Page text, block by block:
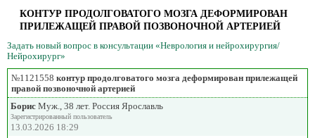
КОНТУР ПРОДОЛГОВАТОГО МОЗГА ДЕФОРМИРОВАН
ПРИЛЕЖАЩЕЙ ПРАВОЙ ПОЗВОНОЧНОЙ АРТЕРИЕЙ
Задать новый вопрос в консультации «Неврология и нейрохирургия/
Нейрохирург»
№1121558 контур продолговатого мозга деформирован прилежащей
правой позвоночной артерией
Борис Муж., 38 лет. Россия Ярославль
Зарегистрированный пользователь
13.03.2026 18:29